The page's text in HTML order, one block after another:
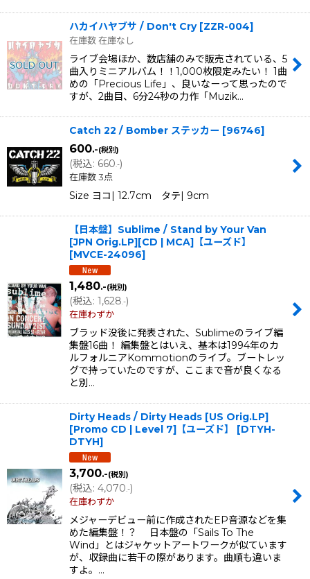
ハカイハヤブサ / Don't Cry [ZZR-004]
在庫数 在庫なし
ライブ会場ほか、数店舗のみで販売されている、5
曲入りミニアルバム！！1,000枚限定みたい！ 1曲
めの「Precious Life」、良いなーって思ったので
すが、2曲目、6分24秒の力作「Muzik…
Catch 22 / Bomber ステッカー [96746]
600.-(税別)
(税込: 660.-)
在庫数 3点
Size ヨコ| 12.7cm タテ| 9cm
【日本盤】Sublime / Stand by Your Van
[JPN Orig.LP][CD | MCA]【ユーズド】
[MVCE-24096]
1,480.-(税別)
(税込: 1,628.-)
在庫わずか
ブラッド没後に発表された、Sublimeのライブ編
集盤16曲！ 編集盤とはいえ、基本は1994年のカ
ルフォルニアKommotionのライブ。ブートレッ
グで持っていたのですが、ここまで音が良くなる
と別…
Dirty Heads / Dirty Heads [US Orig.LP]
[Promo CD | Level 7]【ユーズド】
[DTYH-
DTYH]
3,700.-(税別)
(税込: 4,070.-)
在庫わずか
メジャーデビュー前に作成されたEP音源などを集
めた編集盤！？ 日本盤の「Sails To The
Wind」とはジャケットアートワークが似ています
が、収録曲に若干の際があります。曲順も違いま
すよ。…